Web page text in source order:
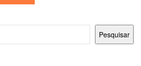
Pesquisar